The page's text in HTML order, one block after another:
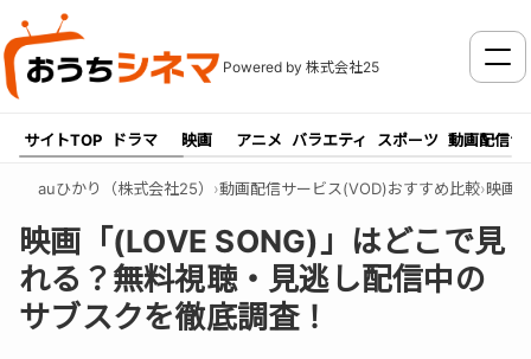
Powered by 株式会社25 メニ
サイトTOP ドラマ 映画 アニメ バラエティ スポーツ 動画配信サ
auひかり（株式会社25） ›動画配信サービス(VOD)おすすめ比較›映画
映画「(LOVE SONG)」はどこで見
れる？無料視聴・見逃し配信中の
サブスクを徹底調査！